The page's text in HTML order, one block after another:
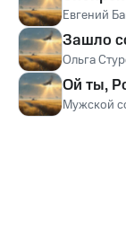
Евгений
Зашло
Ольга
Ой ты,
Мужской